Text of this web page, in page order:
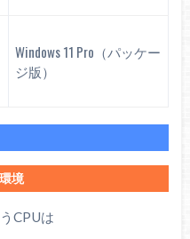
Windows 11 Pro（パッケー
ジ版）
境
ンチ機（2024）」
境
境
チ機（2024 / 新）
CPUは